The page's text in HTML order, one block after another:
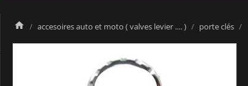
accesoires auto et moto ( valves levier .... ) porte clés